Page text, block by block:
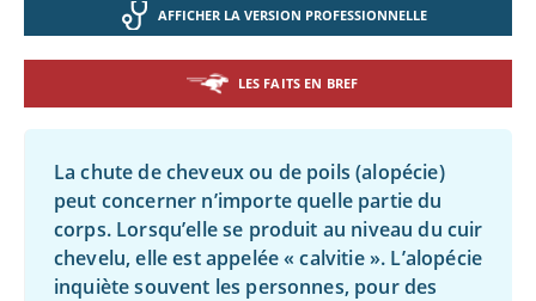
AFFICHER LA VERSION PROFESSIONNELLE
LES FAITS EN BREF
La chute de cheveux ou de poils (alopécie)
peut concerner n’importe quelle partie du
corps. Lorsqu’elle se produit au niveau du cuir
chevelu, elle est appelée « calvitie ». L’alopécie
inquiète souvent les personnes, pour des